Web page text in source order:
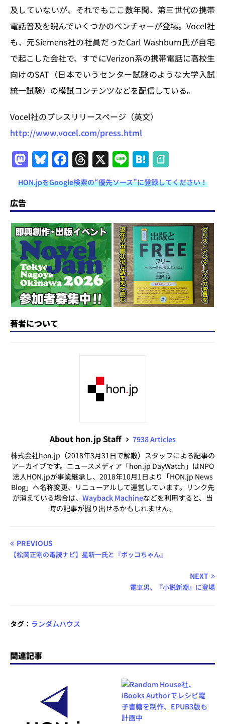
及していないが、それでもここ数年間、第三世代の携帯
電話普及を睨んでいくつかのベンチャーが登場。Vocel社
も、元Siemens社の社員だったCarl Washburn氏が自宅
で起こした会社で、すでにVerizon系の携帯電話に高校生
向けのSAT（日本でいうセンター試験のような大学入試
統一試験）の模試コンテンツなどを配信している。
Vocel社のプレスリリースページ（英文）
http://www.vocel.com/press.html
M
a
st
o
d
o
n
Bl
u
e
s
k
y
F
a
c
e
b
o
o
k
T
h
re
a
d
s
X Li
n
e
H
at
e
n
a
HON.jpをGoogle検索の“優先ソース”に登録してください！
広告
著者について
About hon.jp Staff
7938 Articles
株式会社hon.jp（2018年3月31日で解散）スタッフによる記事の
アーカイブです。ニュースメディア「hon.jp DayWatch」はNPO
法人HON.jpが事業継承し、2018年10月1日より「HON.jp News
Blog」へ名称変更、リニューアルして運営しています。リンク先
が消えている場合は、 Wayback Machineなどを利用すると、当
時の記事が掘り出せるかもしれません。
PREVIOUS
【松岡正剛の電読ナビ】星新一氏と『ボッコちゃん』
NEXT
電車男、『小説新潮』に登場
タグ： ランダムハウス
関連記事